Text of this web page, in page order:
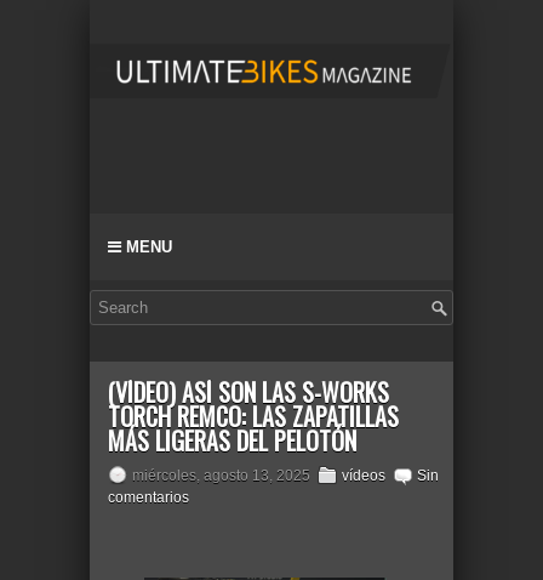
MENU
(VÍDEO) ASÍ SON LAS S-WORKS
TORCH REMCO: LAS ZAPATILLAS
MÁS LIGERAS DEL PELOTÓN
miércoles, agosto 13, 2025 vídeos
Sin
comentarios